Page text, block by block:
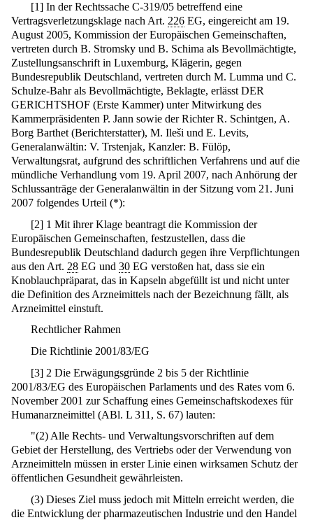
[1] In der Rechtssache C-319/05 betreffend eine
Vertragsverletzungsklage nach Art. 226 EG, eingereicht am 19.
August 2005, Kommission der Europäischen Gemeinschaften,
vertreten durch B. Stromsky und B. Schima als Bevollmächtigte,
Zustellungsanschrift in Luxemburg, Klägerin, gegen
Bundesrepublik Deutschland, vertreten durch M. Lumma und C.
Schulze-Bahr als Bevollmächtigte, Beklagte, erlässt DER
GERICHTSHOF (Erste Kammer) unter Mitwirkung des
Kammerpräsidenten P. Jann sowie der Richter R. Schintgen, A.
Borg Barthet (Berichterstatter), M. Ileši und E. Levits,
Generalanwältin: V. Trstenjak, Kanzler: B. Fülöp,
Verwaltungsrat, aufgrund des schriftlichen Verfahrens und auf die
mündliche Verhandlung vom 19. April 2007, nach Anhörung der
Schlussanträge der Generalanwältin in der Sitzung vom 21. Juni
2007 folgendes Urteil (*):
[2] 1 Mit ihrer Klage beantragt die Kommission der
Europäischen Gemeinschaften, festzustellen, dass die
Bundesrepublik Deutschland dadurch gegen ihre Verpflichtungen
aus den Art. 28 EG und 30 EG verstoßen hat, dass sie ein
Knoblauchpräparat, das in Kapseln abgefüllt ist und nicht unter
die Definition des Arzneimittels nach der Bezeichnung fällt, als
Arzneimittel einstuft.
Rechtlicher Rahmen
Die Richtlinie 2001/83/EG
[3] 2 Die Erwägungsgründe 2 bis 5 der Richtlinie
2001/83/EG des Europäischen Parlaments und des Rates vom 6.
November 2001 zur Schaffung eines Gemeinschaftskodexes für
Humanarzneimittel (ABl. L 311, S. 67) lauten:
"(2) Alle Rechts- und Verwaltungsvorschriften auf dem
Gebiet der Herstellung, des Vertriebs oder der Verwendung von
Arzneimitteln müssen in erster Linie einen wirksamen Schutz der
öffentlichen Gesundheit gewährleisten.
(3) Dieses Ziel muss jedoch mit Mitteln erreicht werden, die
die Entwicklung der pharmazeutischen Industrie und den Handel